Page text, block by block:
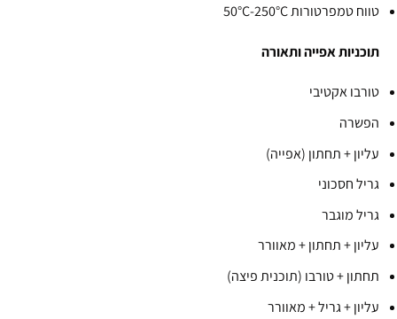
טווח טמפרטורות 50°C-250°C
תוכניות אפייה ותאורה
טורבו אקטיבי
הפשרה
עליון + תחתון (אפייה)
גריל חסכוני
גריל מוגבר
עליון + תחתון + מאוורר
תחתון + טורבו (תוכנית פיצה)
עליון + גריל + מאוורר